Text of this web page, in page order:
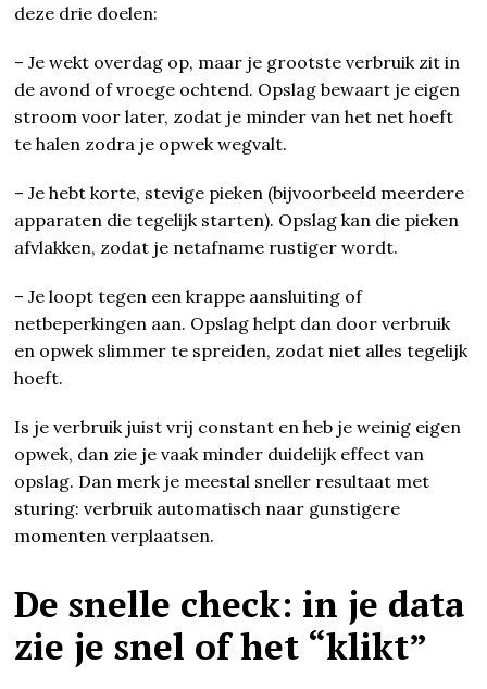
deze drie doelen:
– Je wekt overdag op, maar je grootste verbruik zit in
de avond of vroege ochtend. Opslag bewaart je eigen
stroom voor later, zodat je minder van het net hoeft
te halen zodra je opwek wegvalt.
– Je hebt korte, stevige pieken (bijvoorbeeld meerdere
apparaten die tegelijk starten). Opslag kan die pieken
afvlakken, zodat je netafname rustiger wordt.
– Je loopt tegen een krappe aansluiting of
netbeperkingen aan. Opslag helpt dan door verbruik
en opwek slimmer te spreiden, zodat niet alles tegelijk
hoeft.
Is je verbruik juist vrij constant en heb je weinig eigen
opwek, dan zie je vaak minder duidelijk effect van
opslag. Dan merk je meestal sneller resultaat met
sturing: verbruik automatisch naar gunstigere
momenten verplaatsen.
De snelle check: in je data
zie je snel of het “klikt”